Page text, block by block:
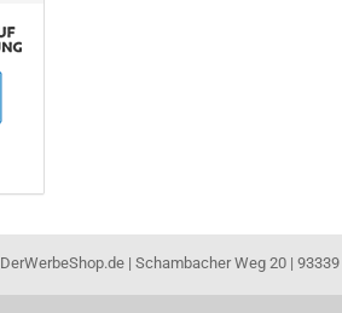
DerWerbeShop.de | Schambacher Weg 20 |